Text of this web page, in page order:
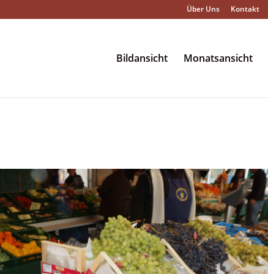
Über Uns Kontakt
Bildansicht Monatsansicht